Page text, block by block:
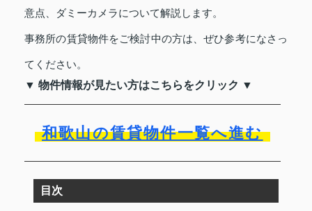
意点、ダミーカメラについて解説します。
事務所の賃貸物件をご検討中の方は、ぜひ参考になさっ
てください。
▼ 物件情報が見たい方はこちらをクリック ▼
和歌山の賃貸物件一覧へ進む
目次